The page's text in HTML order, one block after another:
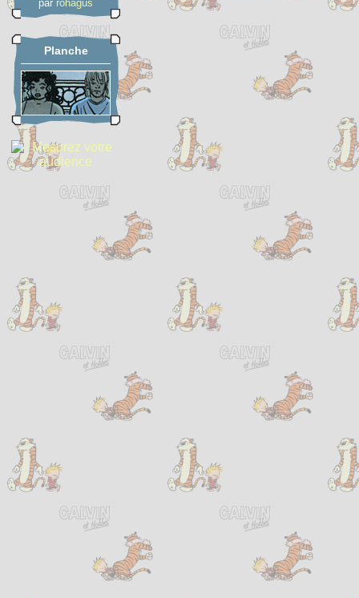
par rohagus
Planche